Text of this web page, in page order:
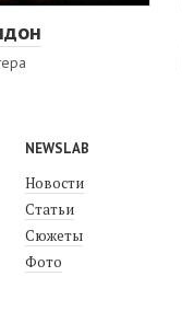
NEWSLAB
Новости
Статьи
Сюжеты
Фото